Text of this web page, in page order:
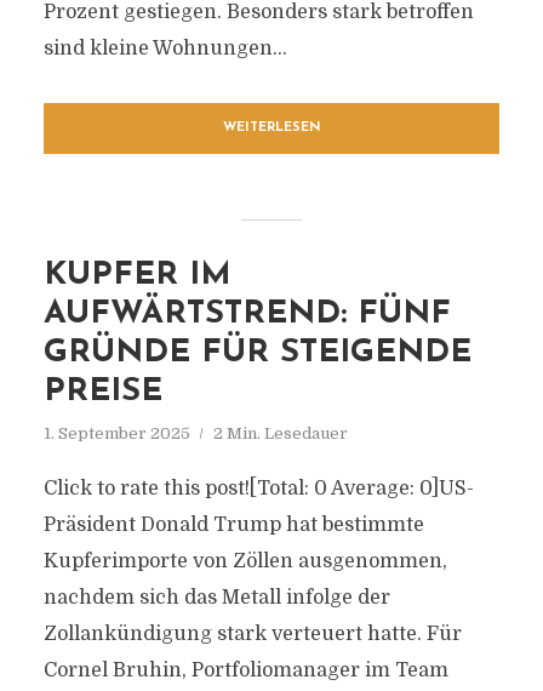
Prozent gestiegen. Besonders stark betroffen
sind kleine Wohnungen...
WEITERLESEN
KUPFER IM
AUFWÄRTSTREND: FÜNF
GRÜNDE FÜR STEIGENDE
PREISE
1. September 2025 2 Min. Lesedauer
Click to rate this post![Total: 0 Average: 0]US-
Präsident Donald Trump hat bestimmte
Kupferimporte von Zöllen ausgenommen,
nachdem sich das Metall infolge der
Zollankündigung stark verteuert hatte. Für
Cornel Bruhin, Portfoliomanager im Team